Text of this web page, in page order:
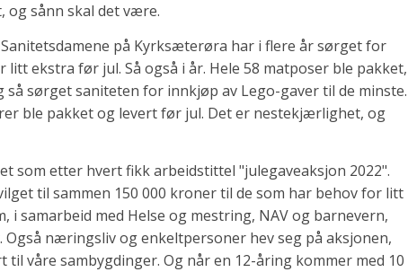
og sånn skal det være.
på Kyrksæterøra har i flere år sørget for
ekstra før jul. Så også i år. Hele 58 matposer ble pakket,
sørget saniteten for innkjøp av Lego-gaver til de minste.
ble pakket og levert før jul. Det er nestekjærlighet, og
som etter hvert fikk arbeidstittel "julegaveaksjon 2022".
til sammen 150 000 kroner til de som har behov for litt
i samarbeid med Helse og mestring, NAV og barnevern,
næringsliv og enkeltpersoner hev seg på aksjonen,
våre sambygdinger. Og når en 12-åring kommer med 10